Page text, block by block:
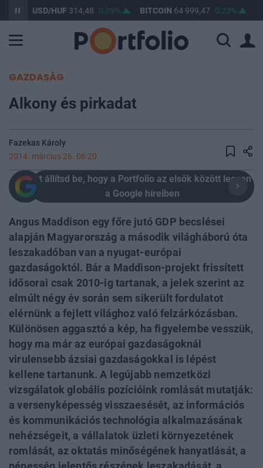
USD/HUF314,48 0,09% BITCOIN 64 999,47 0,23% BUX
GAZDASÁG
Alkony és pirkadat
Fazekas Károly
2014. március 26. 06:20
Itt állítsd be, hogy a Portfolio az elsők között legyen
a Google híreiben
Angus Maddison egy főre jutó GDP becslései
alapján Magyarország a második világháború óta
leszakadóban van a nyugat-európai
gazdaságoktól. Bár a Maddison-projekt frissített
idősorai csak 2010-ig tartanak, a jelek szerint az
elmúlt négy év során sem sikerült fordulatot
elérnünk a fejlett világhoz való felzárkózásban.
Különösen aggasztó a kép, ha figyelembe vesszük,
hogy ma már az európai gazdaságoknál
virulensebb ázsiai gazdaságokkal is lépést
kellene tartanunk. A legújabb nemzetközi
vizsgálatok globális pozícióink romlását mutatják:
a versenyképesség visszaesését, az információs
és kommunikációs technológia alkalmazásának
nehézségeit, a vállalatok üzleti környezetének
romlását, az oktatás minőségének hanyatlását, a